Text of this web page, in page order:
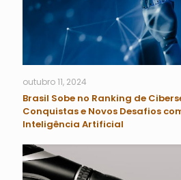
outubro 11, 2024
Brasil Sobe no Ranking de
Conquistas e Novos Desafios
Inteligência Artificial